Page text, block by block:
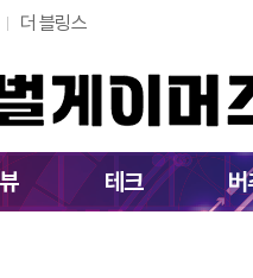
더 블링스
테크 버
GS25X네오위즈 컬래버